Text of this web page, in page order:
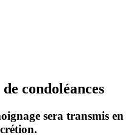
condoléances
sera transmis en